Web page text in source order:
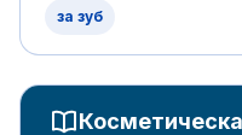
за зуб